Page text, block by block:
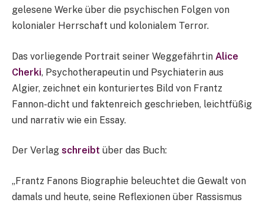
gelesene Werke über die psychischen Folgen von
kolonialer Herrschaft und kolonialem Terror.
Das vorliegende Portrait seiner Weggefährtin Alice
Cherki, Psychotherapeutin und Psychiaterin aus
Algier, zeichnet ein konturiertes Bild von Frantz
Fannon-dicht und faktenreich geschrieben, leichtfüßig
und narrativ wie ein Essay.
Der Verlag schreibt über das Buch:
„Frantz Fanons Biographie beleuchtet die Gewalt von
damals und heute, seine Reflexionen über Rassismus